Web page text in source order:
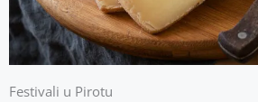
Festivali u Pirotu